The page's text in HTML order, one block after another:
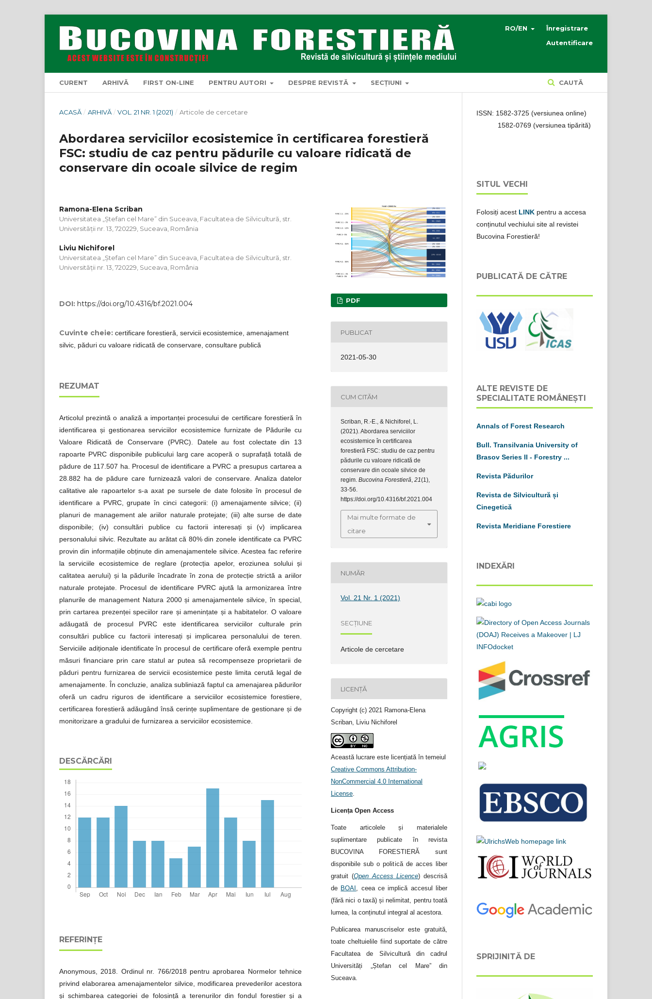
CURENT ARHIVĂ FIRST ON-LINE PENTRU AUTORI DESPRE REVISTĂ SECȚIUNI CAUTĂ
RO/EN
Înregistrare
Autentificare
ACASĂ / ARHIVĂ / VOL. 21 NR. 1 (2021) / Articole de cercetare
Abordarea serviciilor ecosistemice în certificarea forestieră
FSC: studiu de caz pentru pădurile cu valoare ridicată de
conservare din ocoale silvice de regim
Ramona-Elena Scriban
Universitatea „Ștefan cel Mare” din Suceava, Facultatea de Silvicultură, str.
Universității nr. 13, 720229, Suceava, România
Liviu Nichiforel
Universitatea „Ștefan cel Mare” din Suceava, Facultatea de Silvicultură, str.
Universității nr. 13, 720229, Suceava, România
DOI: https://doi.org/10.4316/bf.2021.004
Cuvinte cheie: certificare forestieră, servicii ecosistemice, amenajament
silvic, păduri cu valoare ridicată de conservare, consultare publică
REZUMAT
Articolul prezintă o analiză a importanței procesului de certificare forestieră în
identificarea și gestionarea serviciilor ecosistemice furnizate de Pădurile cu
Valoare Ridicată de Conservare (PVRC). Datele au fost colectate din 13
rapoarte PVRC disponibile publicului larg care acoperă o suprafață totală de
pădure de 117.507 ha. Procesul de identificare a PVRC a presupus cartarea a
28.882 ha de pădure care furnizează valori de conservare. Analiza datelor
calitative ale rapoartelor s-a axat pe sursele de date folosite în procesul de
identificare a PVRC, grupate în cinci categorii: (i) amenajamente silvice; (ii)
planuri de management ale ariilor naturale protejate; (iii) alte surse de date
disponibile; (iv) consultări publice cu factorii interesați și (v) implicarea
personalului silvic. Rezultate au arătat că 80% din zonele identificate ca PVRC
provin din informațiile obținute din amenajamentele silvice. Acestea fac referire
la serviciile ecosistemice de reglare (protecția apelor, eroziunea solului și
calitatea aerului) și la pădurile încadrate în zona de protecție strictă a ariilor
naturale protejate. Procesul de identificare PVRC ajută la armonizarea între
planurile de management Natura 2000 și amenajamentele silvice, în special,
prin cartarea prezenței speciilor rare și amenințate și a habitatelor. O valoare
adăugată de procesul PVRC este identificarea serviciilor culturale prin
consultări publice cu factorii interesați și implicarea personalului de teren.
Serviciile adiționale identificate în procesul de certificare oferă exemple pentru
măsuri financiare prin care statul ar putea să recompenseze proprietarii de
păduri pentru furnizarea de servicii ecosistemice peste limita cerută legal de
amenajamente. În concluzie, analiza subliniază faptul ca amenajarea pădurilor
oferă un cadru riguros de identificare a serviciilor ecosistemice forestiere,
certificarea forestieră adăugând însă cerințe suplimentare de gestionare și de
monitorizare a gradului de furnizarea a serviciilor ecosistemice.
DESCĂRCĂRI
REFERINȚE
Anonymous, 2018. Ordinul nr. 766/2018 pentru aprobarea Normelor tehnice
privind elaborarea amenajamentelor silvice, modificarea prevederilor acestora
și schimbarea categoriei de folosință a terenurilor din fondul forestier și a
PDF
PUBLICAT
2021-05-30
CUM CITĂM
Scriban, R.-E., & Nichiforel, L.
(2021). Abordarea serviciilor
ecosistemice în certificarea
forestieră FSC: studiu de caz pentru
pădurile cu valoare ridicată de
conservare din ocoale silvice de
regim. Bucovina Forestieră, 21(1),
33-56.
https://doi.org/10.4316/bf.2021.004
Mai multe formate de
citare
NUMĂR
Vol. 21 Nr. 1 (2021)
SECȚIUNE
Articole de cercetare
LICENȚĂ
Copyright (c) 2021 Ramona-Elena
Scriban, Liviu Nichiforel
Această lucrare este licențiată în temeiul
Creative Commons Attribution-
NonCommercial 4.0 International
License.
Licența Open Access
Toate articolele și materialele
suplimentare publicate în revista
BUCOVINA FORESTIERĂ sunt
disponibile sub o politică de acces liber
gratuit (Open Access Licence) descrisă
de BOAI , ceea ce implică accesul liber
(fără nici o taxă) și nelimitat, pentru toată
lumea, la conținutul integral al acestora.
Publicarea manuscriselor este gratuită,
toate cheltuielile fiind suportate de către
Facultatea de Silvicultură din cadrul
Universități „Ștefan cel Mare” din
Suceava.
ISSN: 1582-3725 (versiunea online)
1582-0769 (versiunea tipărită)
SITUL VECHI
Folosiți acest LINK pentru a accesa
conținutul vechiului site al revistei
Bucovina Forestieră!
PUBLICATĂ DE CĂTRE
ALTE REVISTE DE
SPECIALITATE ROMÂNEȘTI
Annals of Forest Research
Bull. Transilvania University of
Brasov Series II - Forestry ...
Revista Pădurilor
Revista de Silvicultură și
Cinegetică
Revista Meridiane Forestiere
INDEXĂRI
SPRIJINITĂ DE